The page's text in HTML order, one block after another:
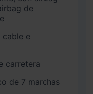
de
cable e
carretera
de 7 marchas